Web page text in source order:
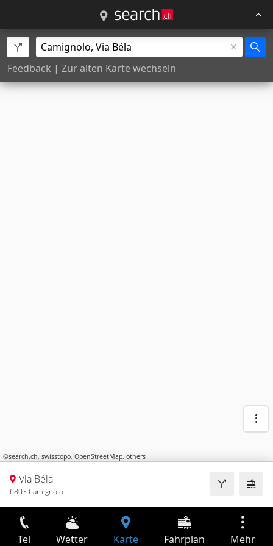
Feedback | Zur alten Karte wechseln
©search.ch, swisstopo, OpenStreetMap, others
Via Béla
6803 Camignolo
Tel Wetter Karte Fahrplan Mehr